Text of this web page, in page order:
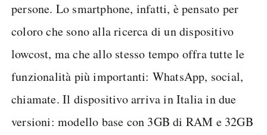
persone. Lo smartphone, infatti, è pensato per
coloro che sono alla ricerca di un dispositivo
lowcost, ma che allo stesso tempo offra tutte le
funzionalità più importanti: WhatsApp, social,
chiamate. Il dispositivo arriva in Italia in due
versioni: modello base con 3GB di RAM e 32GB